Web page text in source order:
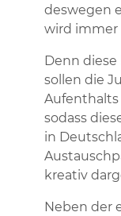
deswegen
wird immer
Denn
sollen die
sodass
in
kreativ
Neben der